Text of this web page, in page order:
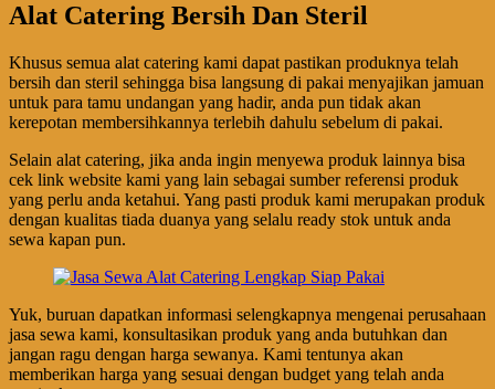
Alat Catering Bersih Dan Steril
Khusus semua alat catering kami dapat pastikan produknya telah
bersih dan steril sehingga bisa langsung di pakai menyajikan jamuan
untuk para tamu undangan yang hadir, anda pun tidak akan
kerepotan membersihkannya terlebih dahulu sebelum di pakai.
Selain alat catering, jika anda ingin menyewa produk lainnya bisa
cek link website kami yang lain sebagai sumber referensi produk
yang perlu anda ketahui. Yang pasti produk kami merupakan produk
dengan kualitas tiada duanya yang selalu ready stok untuk anda
sewa kapan pun.
Yuk, buruan dapatkan informasi selengkapnya mengenai perusahaan
jasa sewa kami, konsultasikan produk yang anda butuhkan dan
jangan ragu dengan harga sewanya. Kami tentunya akan
memberikan harga yang sesuai dengan budget yang telah anda